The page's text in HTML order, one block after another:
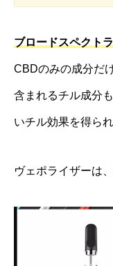
ブロードスペクト
CBDのみの成分だ
含まれるチル成分
いチル効果を得ら
ヴェポライザーは